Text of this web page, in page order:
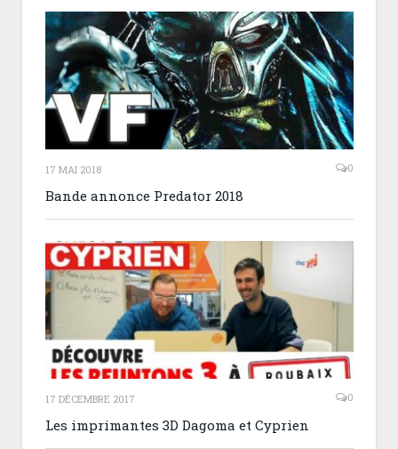
17 MAI 2018 0
Bande annonce Predator 2018
17 DÉCEMBRE 2017 0
Les imprimantes 3D Dagoma et Cyprien